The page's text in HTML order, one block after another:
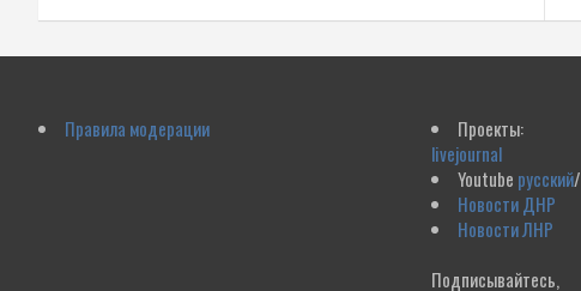
записям
Правила модерации
Проекты:
livejournal
Youtube русский/
Новости ДНР
Новости ЛНР
Подписывайтесь,